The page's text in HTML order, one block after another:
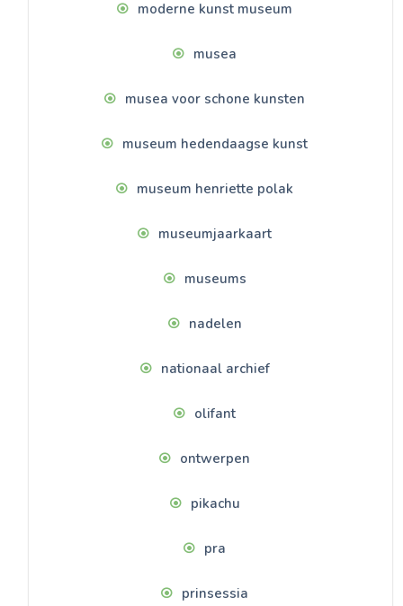
moderne kunst museum
musea
musea voor schone kunsten
museum hedendaagse kunst
museum henriette polak
museumjaarkaart
museums
nadelen
nationaal archief
olifant
ontwerpen
pikachu
pra
prinsessia